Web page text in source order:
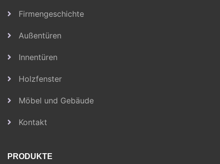
Firmengeschichte
Außentüren
Innentüren
Holzfenster
Möbel und Gebäude
Kontakt
PRODUKTE